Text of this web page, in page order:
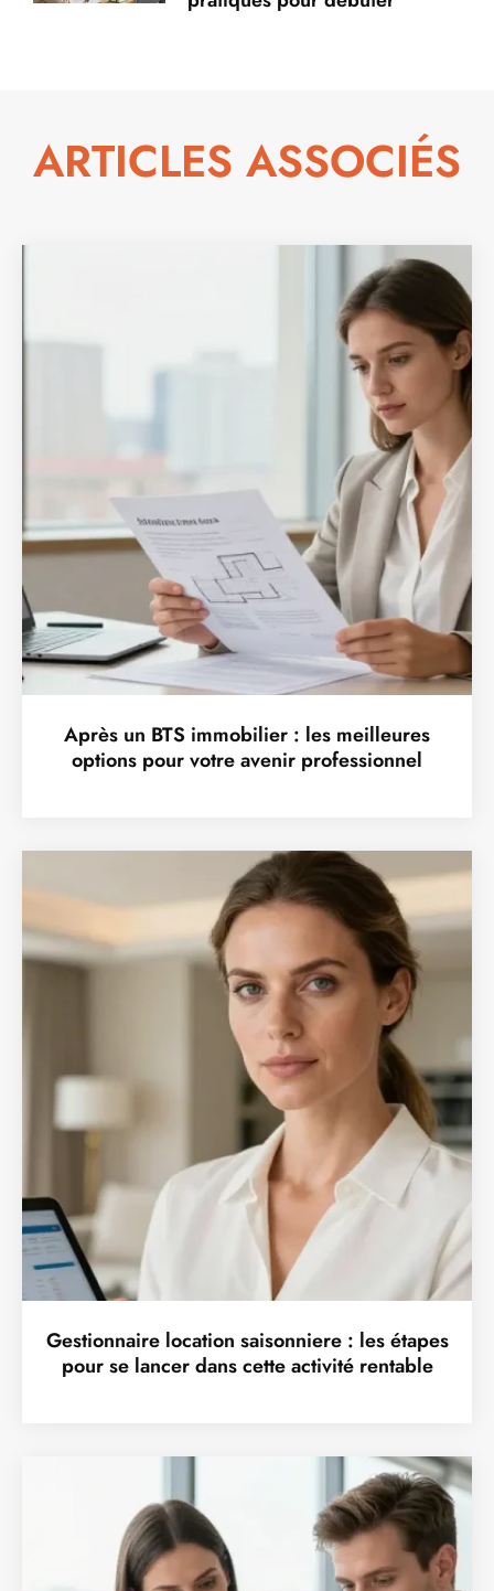
ARTICLES ASSOCIÉS
Après un BTS immobilier : les meilleures
options pour votre avenir professionnel
Gestionnaire location saisonniere : les étapes
pour se lancer dans cette activité rentable